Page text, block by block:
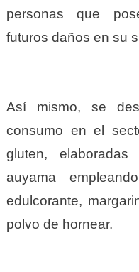
personas que
futuros daños en su
Así mismo, se
consumo en el
gluten,
auyama
edulcorante,
polvo de hornear.